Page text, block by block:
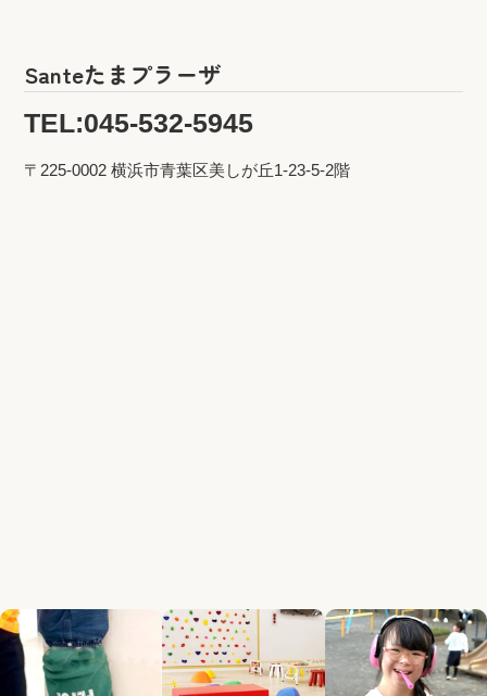
Santeたまプラーザ
TEL:045-532-5945
〒225-0002 横浜市青葉区美しが丘1-23-5-2階